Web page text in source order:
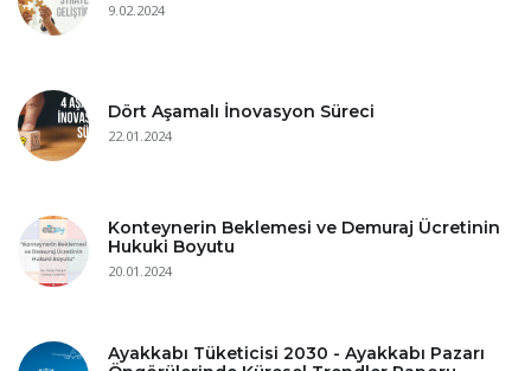
9.02.2024
Dört Aşamalı İnovasyon Süreci
22.01.2024
Konteynerin Beklemesi ve Demuraj Ücretinin
Hukuki Boyutu
20.01.2024
Ayakkabı Tüketicisi 2030 - Ayakkabı Pazarı